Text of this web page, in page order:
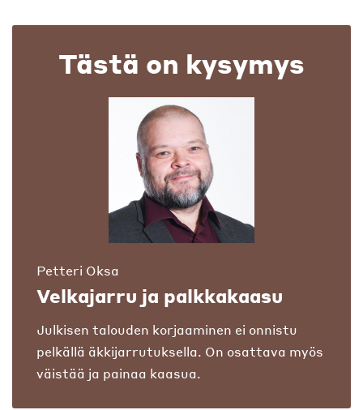
Tästä on kysymys
Petteri Oksa
Velkajarru ja palkkakaasu
Julkisen talouden korjaaminen ei onnistu
pelkällä äkkijarrutuksella. On osattava myös
väistää ja painaa kaasua.